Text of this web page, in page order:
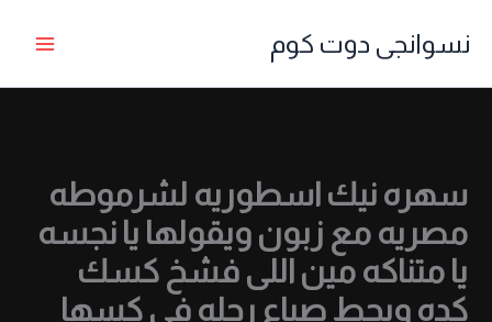
نسوانجى دوت كوم
سهره نيك اسطوريه لشرموطه
مصريه مع زبون ويقولها يا نجسه
يا متناكه مين اللى فشخ كسك
كده ويحط صباع رجله فى كسها